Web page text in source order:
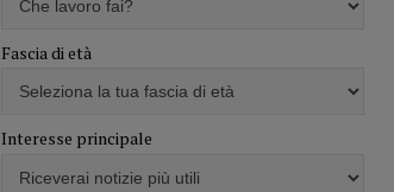
Fascia di età
Interesse principale